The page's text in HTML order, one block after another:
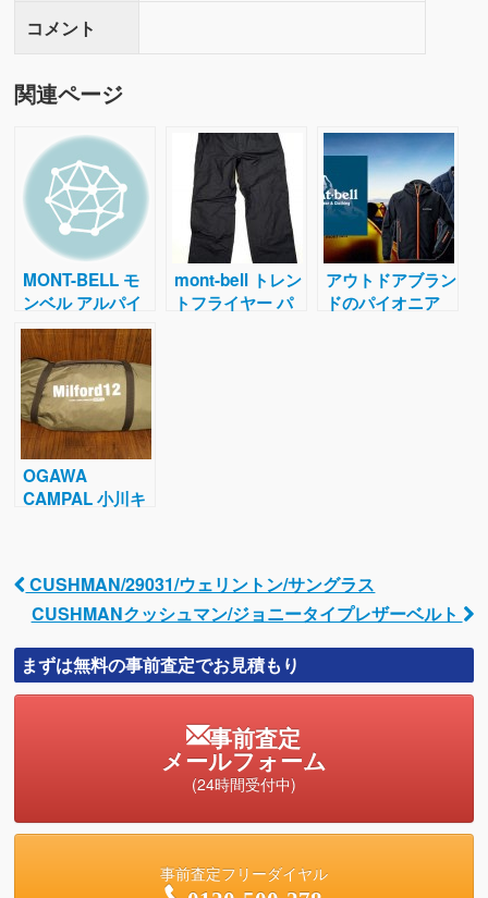
コメント
関連ページ
MONT-BELL モ
ンベル アルパイ
ン サーマ シェル
ジャケット
mont-bell トレン
トフライヤー パ
アウトドアブラン
ドのパイオニア
OGAWA
CAMPAL 小川キ
Post navigation
CUSHMAN/29031/ウェリントン/サングラス
CUSHMANクッシュマン/ジョニータイプレザーベルト
まずは無料の事前査定でお見積もり
事前査定
メールフォーム
(24時間受付中)
事前査定フリーダイヤル